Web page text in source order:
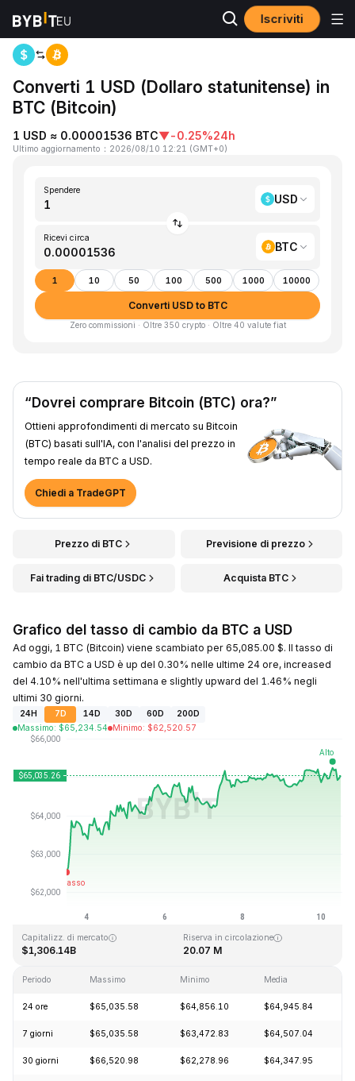
Iscriviti
Home USD to BTC
Converti 1 USD (Dollaro statunitense) in
BTC (Bitcoin)
1 USD ≈ 0.00001536 BTC▼-0.25%24h
Ultimo aggiornamento ： 2026/08/10 12:21 (GMT+0)
Spendere
USD
Ricevi circa
BTC
1 10 50 100 500 1000 10000
Converti USD to BTC
Zero commissioni · Oltre 350 crypto · Oltre 40 valute fiat
“Dovrei comprare Bitcoin (BTC) ora?”
Ottieni approfondimenti di mercato su Bitcoin
(BTC) basati sull'IA, con l'analisi del prezzo in
tempo reale da BTC a USD.
Chiedi a TradeGPT
Prezzo di BTC Previsione di prezzo
Fai trading di BTC/USDC Acquista BTC
Grafico del tasso di cambio da BTC a USD
Ad oggi, 1 BTC (Bitcoin) viene scambiato per 65,085.00 $. Il tasso di
cambio da BTC a USD è up del 0.30% nelle ultime 24 ore, increased
del 4.10% nell'ultima settimana e slightly upward del 1.46% negli
ultimi 30 giorni.
24H 7D 14D 30D 60D
200D
Massimo: $65,234.54 Minimo: $62,520.57
Ultimo aggiornamento: 2026-08-10, 12:21 GMT+0
Capitalizz. di mercato
$1,306.14B
Riserva in circolazione
20.07 M
Periodo Massimo Minimo Media
24 ore $65,035.58 $64,856.10 $64,945.84
7 giorni $65,035.58 $63,472.83 $64,507.04
30 giorni $66,520.98 $62,278.96 $64,347.95